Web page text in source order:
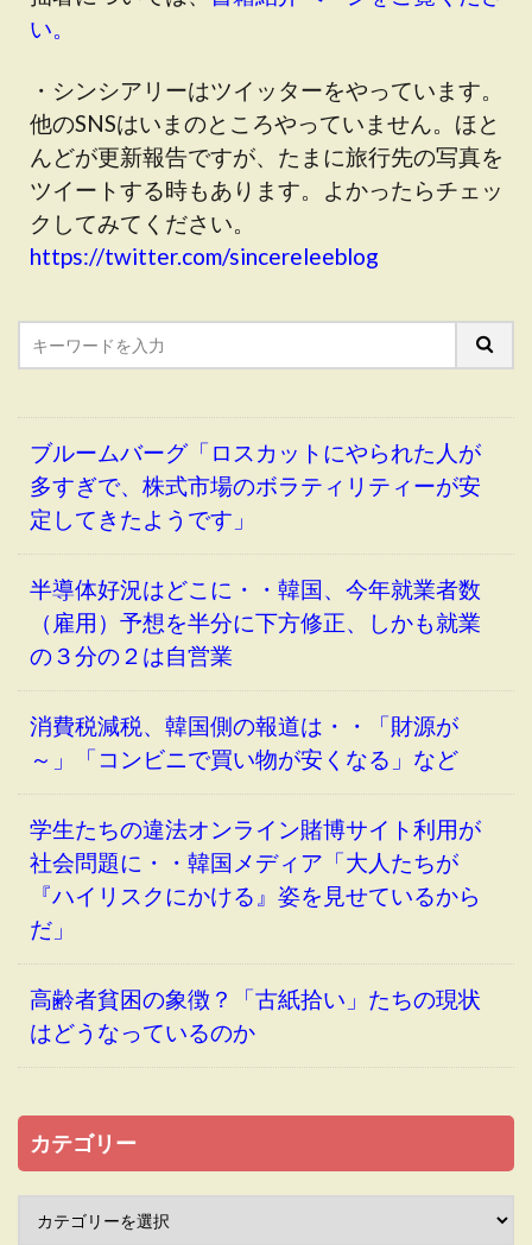
い。
・シンシアリーはツイッターをやっています。
他のSNSはいまのところやっていません。ほと
んどが更新報告ですが、たまに旅行先の写真を
ツイートする時もあります。よかったらチェッ
クしてみてください。
https://twitter.com/sincereleeblog
ブルームバーグ「ロスカットにやられた人が
多すぎで、株式市場のボラティリティーが安
定してきたようです」
半導体好況はどこに・・韓国、今年就業者数
（雇用）予想を半分に下方修正、しかも就業
の３分の２は自営業
消費税減税、韓国側の報道は・・「財源が
～」「コンビニで買い物が安くなる」など
学生たちの違法オンライン賭博サイト利用が
社会問題に・・韓国メディア「大人たちが
『ハイリスクにかける』姿を見せているから
だ」
高齢者貧困の象徴？「古紙拾い」たちの現状
はどうなっているのか
カテゴリー